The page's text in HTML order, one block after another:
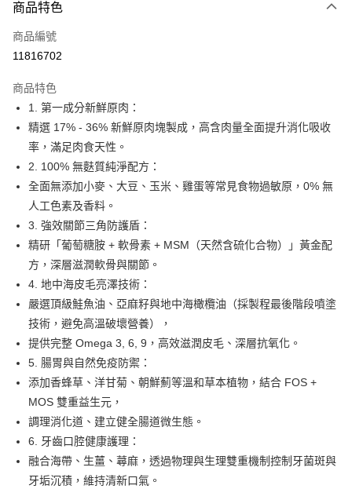
信用卡一次付款
LINE Pay
悠遊付
AFTEE先享後付
相關說明
【關於「AFTEE先享後付」】
AFTEE先享後付是「在收到商品之後才付款」的支付方式。 讓您購物簡單
便利好安心！
１．簡單：不需註冊會員、不需綁卡、不需儲值。
２．便利：只要手機號碼，簡訊認證，即可結帳。
３．安心：先確認商品／服務後，再付款。
【「AFTEE先享後付」結帳流程】
１．於結帳方式選擇「AFTEE先享後付」後，將跳轉至「AFTEE先享後付」
結帳頁面，進行簡訊認證並確認金額後，即可完成結帳。
２．訂單成立數日內，您將收到繳費通知簡訊。
３．收到繳費通知簡訊後14天內，點擊此簡訊中的連結，可透過四大超商／
ATM／網路銀行／等多元方式進行付款，方視為交易完成。
購買商品的店家。未經商家同意取消之訂單仍視為有效，需透過AFTEE先享
後付繳納相關費用。
※ 交易是否成功請以「AFTEE先享後付 」之結帳頁面顯示為準，若有關於
是否繳費成功／繳費後需取消欲退款等相關疑問，請聯繫「AFTEE先享後付
客戶支援中心」 https://netprotections.freshdesk.com/support/home
１．透過由恩沛科技股份有限公司提供之「AFTEE先享後付」服務完成之交
易，需依本服務之必要範圍內提供個人資料，並將交易相關給付款項請求債
ATM付款
運送方式
宅配
每筆NT$110，滿NT$1,500(含以上)免運費
宅配【偏遠地區-依黑貓物流所公告地區為主】
每筆NT$250
商品特色
商品編號
11816702
商品特色
1. 第一成分新鮮原肉：
精選 17% - 36% 新鮮原肉塊製成，高含肉量全面提升消化吸收
率，滿足肉食天性。
2. 100% 無麩質純淨配方：
全面無添加小麥、大豆、玉米、雞蛋等常見食物過敏原，0% 無
人工色素及香料。
3. 強效關節三角防護盾：
精研「葡萄糖胺 + 軟骨素 + MSM（天然含硫化合物）」黃金配
方，深層滋潤軟骨與關節。
4. 地中海皮毛亮澤技術：
嚴選頂級鮭魚油、亞麻籽與地中海橄欖油（採製程最後階段噴塗
技術，避免高溫破壞營養），
提供完整 Omega 3, 6, 9，高效滋潤皮毛、深層抗氧化。
5. 腸胃與自然免疫防禦：
添加香蜂草、洋甘菊、朝鮮薊等溫和草本植物，結合 FOS +
MOS 雙重益生元，
調理消化道、建立健全腸道微生態。
6. 牙齒口腔健康護理：
融合海帶、生薑、蕁麻，透過物理與生理雙重機制控制牙菌斑與
牙垢沉積，維持清新口氣。